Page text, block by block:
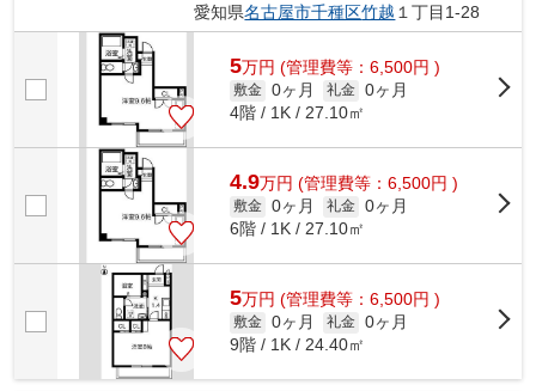
愛知県名古屋市千種区竹越 １丁目1-28
5万円 (管理費等：6,500円 )
敷金 0ヶ月 礼金 0ヶ月
4階 / 1K / 27.10㎡
4.9万円 (管理費等：6,500円 )
敷金 0ヶ月 礼金 0ヶ月
6階 / 1K / 27.10㎡
5万円 (管理費等：6,500円 )
敷金 0ヶ月 礼金 0ヶ月
9階 / 1K / 24.40㎡